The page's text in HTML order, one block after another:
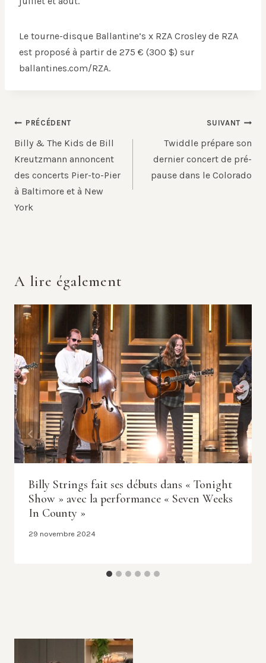
Le tourne-disque Ballantine’s x RZA Crosley de RZA
est proposé à partir de 275 € (300 $) sur
ballantines.com/RZA.
Navigation
de
l’article
PRÉCÉDENT
Billy & The Kids de Bill
Kreutzmann annoncent
des concerts Pier-to-Pier
à Baltimore et à New
York
SUIVANT
Twiddle prépare son
dernier concert de pré-
pause dans le Colorado
A lire également
Billy Strings fait ses débuts dans « Tonight
Show » avec la performance « Seven Weeks
In County »
29 novembre 2024